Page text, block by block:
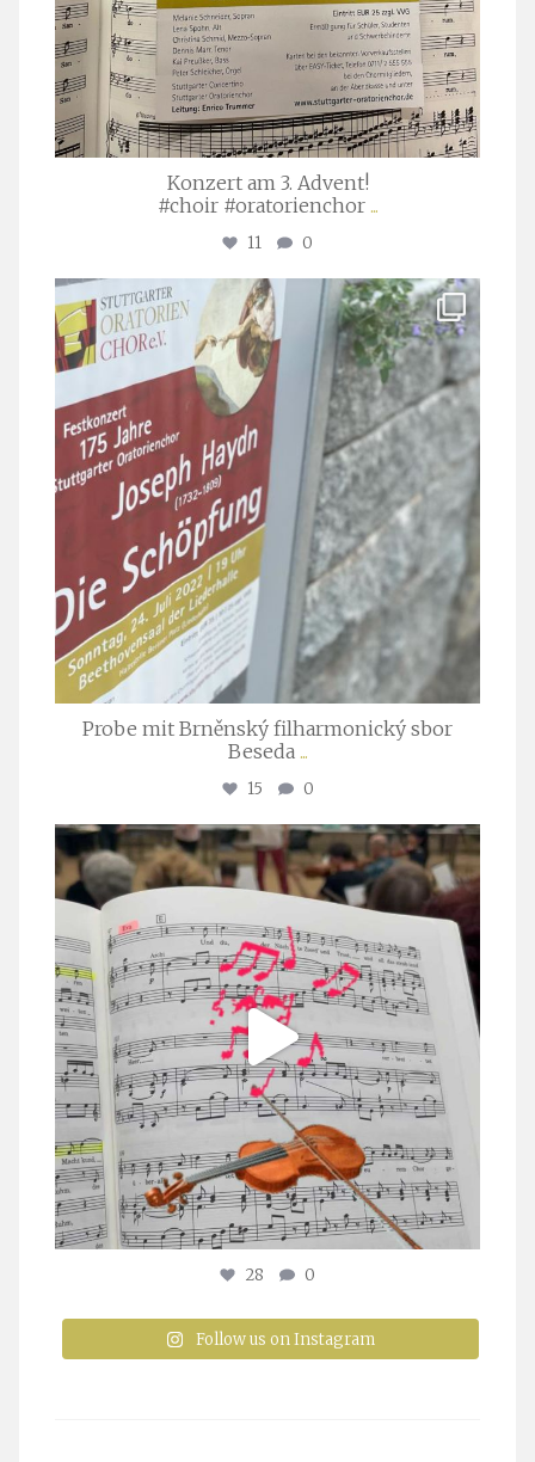
Konzert am 3. Advent!
#choir #oratorienchor ...
11 0
stuttgarter_oratorienchor
Juli 23
Probe mit Brněnský filharmonický sbor
Beseda ...
15 0
stuttgarter_oratorienchor
Juli 23
28 0
Follow us on Instagram